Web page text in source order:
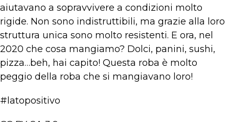
aiutavano a sopravvivere a condizioni molto
rigide. Non sono indistruttibili, ma grazie alla loro
struttura unica sono molto resistenti. E ora, nel
2020 che cosa mangiamo? Dolci, panini, sushi,
pizza…beh, hai capito! Questa roba è molto
peggio della roba che si mangiavano loro!
#latopositivo